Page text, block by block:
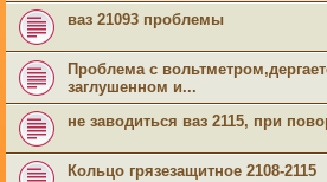
ваз 21093 проблемы
Проблема с
заглушенном и...
не заводиться ваз 2115, при
Кольцо грязезащитное 2108-2115